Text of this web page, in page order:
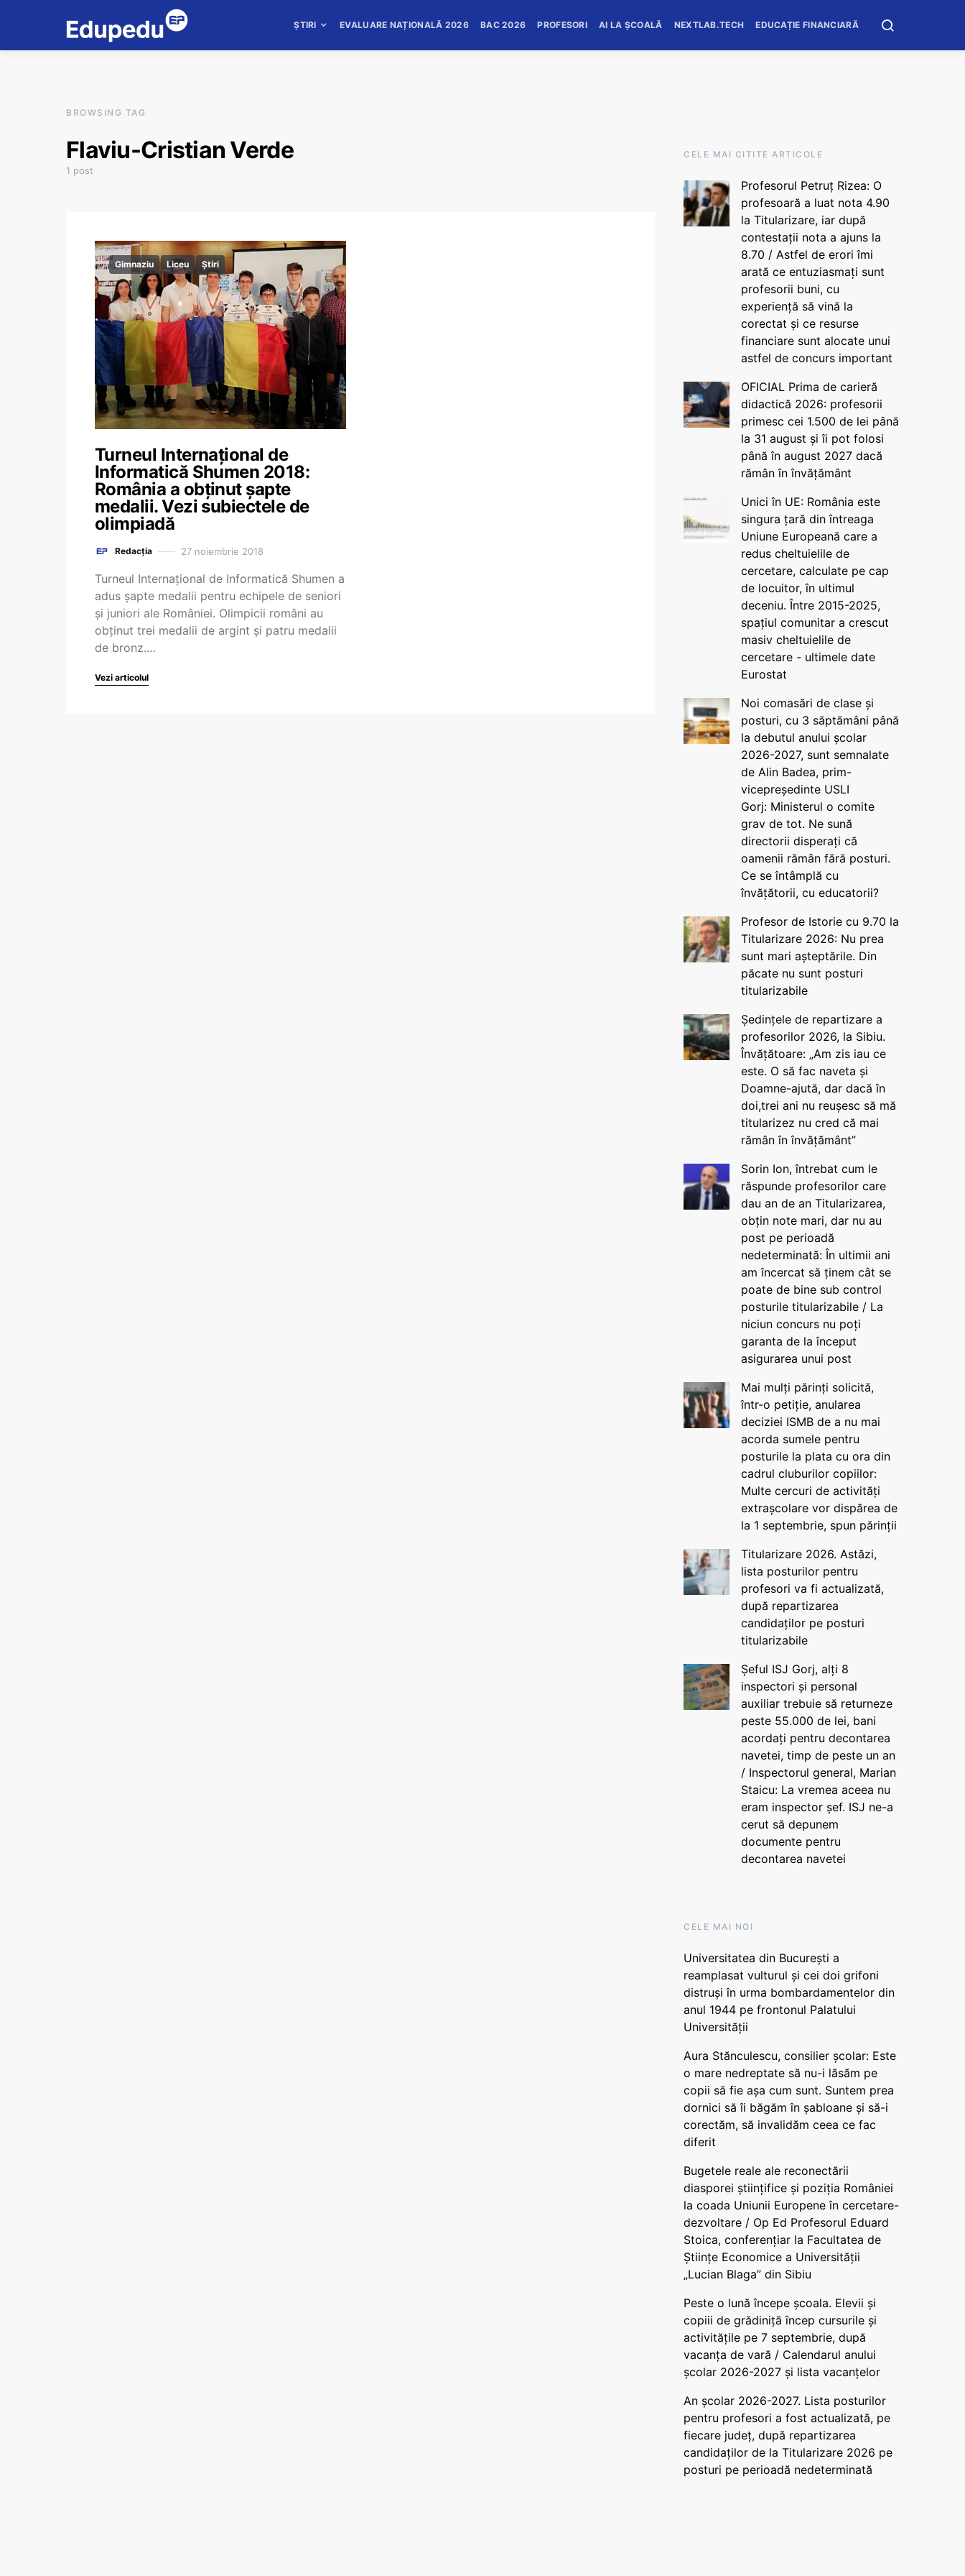
ȘTIRI EVALUARE NAȚIONALĂ 2026 BAC 2026 PROFESORI AI LA ȘCOALĂ NEXTLAB.TECH EDUCAȚIE FINANCIARĂ
BROWSING TAG
Flaviu-Cristian Verde
1 post
Gimnaziu Liceu Știri
Turneul Internaţional de
Informatică Shumen 2018:
România a obținut șapte
medalii. Vezi subiectele de
olimpiadă
Redacția 27 noiembrie 2018
Turneul Internaţional de Informatică Shumen a
adus șapte medalii pentru echipele de seniori
și juniori ale României. Olimpicii români au
obținut trei medalii de argint și patru medalii
de bronz.…
Vezi articolul
CELE MAI CITITE ARTICOLE
Profesorul Petruț Rizea: O
profesoară a luat nota 4.90
la Titularizare, iar după
contestații nota a ajuns la
8.70 / Astfel de erori îmi
arată ce entuziasmați sunt
profesorii buni, cu
experiență să vină la
corectat și ce resurse
financiare sunt alocate unui
astfel de concurs important
OFICIAL Prima de carieră
didactică 2026: profesorii
primesc cei 1.500 de lei până
la 31 august și îi pot folosi
până în august 2027 dacă
rămân în învățământ
Unici în UE: România este
singura țară din întreaga
Uniune Europeană care a
redus cheltuielile de
cercetare, calculate pe cap
de locuitor, în ultimul
deceniu. Între 2015-2025,
spațiul comunitar a crescut
masiv cheltuielile de
cercetare - ultimele date
Eurostat
Noi comasări de clase și
posturi, cu 3 săptămâni până
la debutul anului școlar
2026-2027, sunt semnalate
de Alin Badea, prim-
vicepreședinte USLI
Gorj: Ministerul o comite
grav de tot. Ne sună
directorii disperați că
oamenii rămân fără posturi.
Ce se întâmplă cu
învățătorii, cu educatorii?
Profesor de Istorie cu 9.70 la
Titularizare 2026: Nu prea
sunt mari așteptările. Din
păcate nu sunt posturi
titularizabile
Ședințele de repartizare a
profesorilor 2026, la Sibiu.
Învățătoare: „Am zis iau ce
este. O să fac naveta și
Doamne-ajută, dar dacă în
doi,trei ani nu reușesc să mă
titularizez nu cred că mai
rămân în învățământ”
Sorin Ion, întrebat cum le
răspunde profesorilor care
dau an de an Titularizarea,
obțin note mari, dar nu au
post pe perioadă
nedeterminată: În ultimii ani
am încercat să ținem cât se
poate de bine sub control
posturile titularizabile / La
niciun concurs nu poți
garanta de la început
asigurarea unui post
Mai mulți părinți solicită,
într-o petiție, anularea
deciziei ISMB de a nu mai
acorda sumele pentru
posturile la plata cu ora din
cadrul cluburilor copiilor:
Multe cercuri de activități
extrașcolare vor dispărea de
la 1 septembrie, spun părinții
Titularizare 2026. Astăzi,
lista posturilor pentru
profesori va fi actualizată,
după repartizarea
candidaților pe posturi
titularizabile
Șeful ISJ Gorj, alți 8
inspectori și personal
auxiliar trebuie să returneze
peste 55.000 de lei, bani
acordați pentru decontarea
navetei, timp de peste un an
/ Inspectorul general, Marian
Staicu: La vremea aceea nu
eram inspector șef. ISJ ne-a
cerut să depunem
documente pentru
decontarea navetei
CELE MAI NOI
Universitatea din București a
reamplasat vulturul și cei doi grifoni
distruși în urma bombardamentelor din
anul 1944 pe frontonul Palatului
Universității
Aura Stănculescu, consilier școlar: Este
o mare nedreptate să nu-i lăsăm pe
copii să fie așa cum sunt. Suntem prea
dornici să îi băgăm în șabloane și să-i
corectăm, să invalidăm ceea ce fac
diferit
Bugetele reale ale reconectării
diasporei științifice și poziția României
la coada Uniunii Europene în cercetare-
dezvoltare / Op Ed Profesorul Eduard
Stoica, conferențiar la Facultatea de
Științe Economice a Universității
„Lucian Blaga” din Sibiu
Peste o lună începe școala. Elevii și
copiii de grădiniță încep cursurile și
activitățile pe 7 septembrie, după
vacanța de vară / Calendarul anului
școlar 2026-2027 și lista vacanțelor
An școlar 2026-2027. Lista posturilor
pentru profesori a fost actualizată, pe
fiecare județ, după repartizarea
candidaților de la Titularizare 2026 pe
posturi pe perioadă nedeterminată